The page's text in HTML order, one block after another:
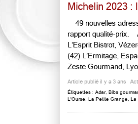
Michelin 2023 :
49 nouvelles
rapport qualité-prix.
L’Esprit Bistrot,
(42) L’Ermitage,
Zeste Gourmand,
Article publié il y a 3 ans
Étiquettes : Adar, Bibs
L'Ourse La Petite Grange La